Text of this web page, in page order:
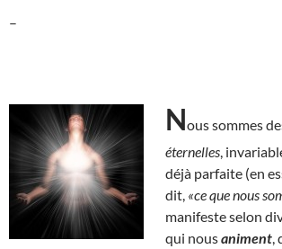
–
Nous sommes
éternelles ,
déjà parfaite (en
dit, «ce que nous
manifeste selon
qui nousaniment